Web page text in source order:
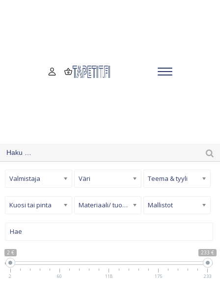
2 € 233 €
2 60 118 175 233
Valmistaja Väri Teema & tyyli
Kuosi tai pinta Materiaali/ tuotetyyppi Mallistot